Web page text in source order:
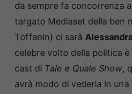
da sempre fa concorrenza
targato Mediaset della ben
Toffanin) ci sarà
celebre volto della politica
cast di Tale e Quale Show,
avrà modo di vederla in